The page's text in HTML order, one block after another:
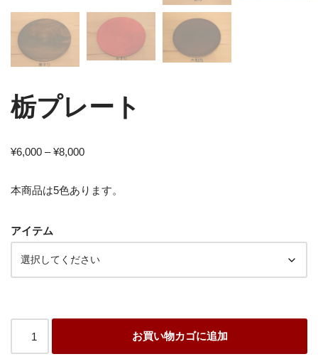
栃プレート
¥6,000 –¥8,000
本商品は5色あります。
アイテム
お買い物カゴに追加